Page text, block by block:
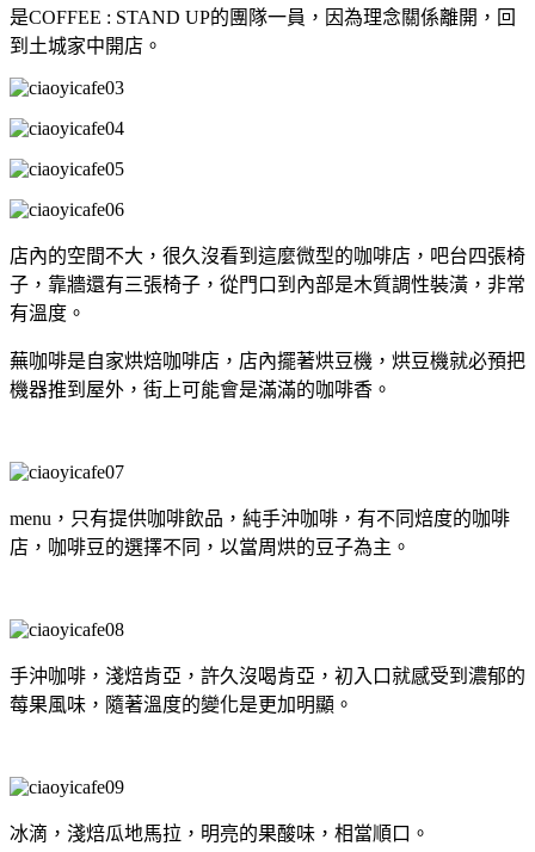
是COFFEE : STAND UP的團隊一員，因為理念關係離開，回
到土城家中開店。
店內的空間不大，很久沒看到這麼微型的咖啡店，吧台四張椅
子，靠牆還有三張椅子，從門口到內部是木質調性裝潢，非常
有溫度。
蕪咖啡是自家烘焙咖啡店，店內擺著烘豆機，烘豆機就必預把
機器推到屋外，街上可能會是滿滿的咖啡香。
menu，只有提供咖啡飲品，純手沖咖啡，有不同焙度的咖啡
店，咖啡豆的選擇不同，以當周烘的豆子為主。
手沖咖啡，淺焙肯亞，許久沒喝肯亞，初入口就感受到濃郁的
莓果風味，隨著溫度的變化是更加明顯。
冰滴，淺焙瓜地馬拉，明亮的果酸味，相當順口。